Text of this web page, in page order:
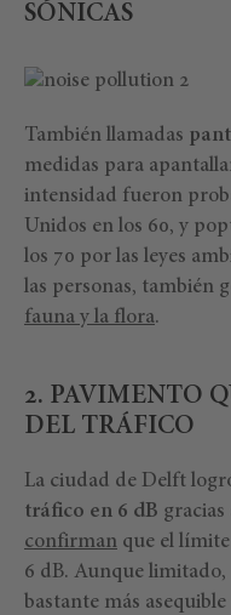
SÓNICAS
También llamadas
medidas para
intensidad fueron
Unidos en los 60, y
los 70 por las leyes
las personas, también
fauna y la flora.
2. PAVIMENTO
DEL TRÁFICO
La ciudad de Delft
tráfico en 6 dB gracias
confirman que el
6 dB. Aunque
bastante más